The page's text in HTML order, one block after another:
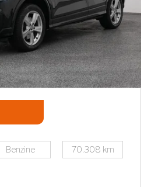
Benzine 70.308 km